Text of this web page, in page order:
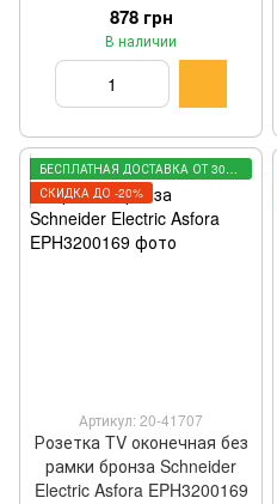
878 грн
В наличии
БЕСПЛАТНАЯ ДОСТАВКА ОТ 3000 ГРН
СКИДКА ДО -20%
Артикул: 20-41707
Розетка TV оконечная без
рамки бронза Schneider
Electric Asfora EPH3200169